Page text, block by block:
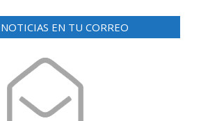
EN TU CORREO